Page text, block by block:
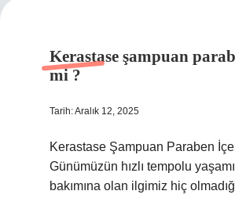
Kerastase şampuan
mi ?
Tarih: Aralık 12, 2025
Kerastase Şampuan Paraben
Günümüzün hızlı tempolu
bakımına olan ilgimiz hiç